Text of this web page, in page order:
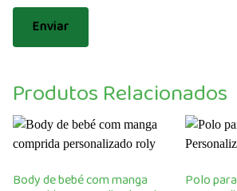
Produtos Relacionados
Body de bebé com manga Polo